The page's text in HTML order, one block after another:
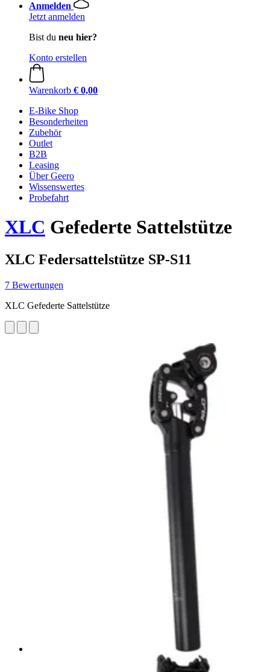
Anmelden
Jetzt anmelden
Bist du neu hier?
Konto erstellen
Warenkorb € 0,00
E-Bike Shop
Besonderheiten
Zubehör
Outlet
B2B
Leasing
Über Geero
Wissenswertes
Probefahrt
XLC Gefederte Sattelstütze
XLC Federsattelstütze SP-S11
7 Bewertungen
XLC Gefederte Sattelstütze